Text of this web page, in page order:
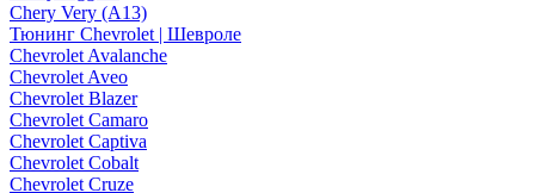
Chery Very (A13)
Тюнинг Chevrolet | Шевроле
Chevrolet Avalanche
Chevrolet Aveo
Chevrolet Blazer
Chevrolet Camaro
Chevrolet Captiva
Chevrolet Cobalt
Chevrolet Cruze